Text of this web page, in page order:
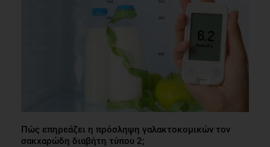
Πώς επηρεάζει η πρόσληψη γαλακτοκομικών τον
σακχαρώδη διαβήτη τύπου 2;